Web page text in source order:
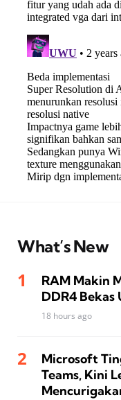
What’s New
RAM Makin
DDR4
18 hours ago
Microsoft
Teams, Kini